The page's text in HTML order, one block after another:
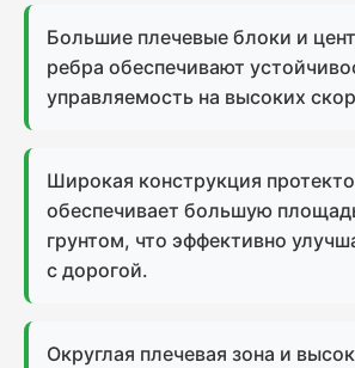
Большие плечевые блоки и
ребра обеспечивают
управляемость на высоких
Широкая конструкция
обеспечивает большую
грунтом, что эффективно
с дорогой.
Округлая плечевая зона и